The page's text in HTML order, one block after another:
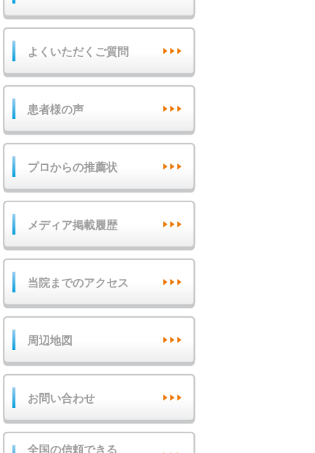
よくいただくご質問
患者様の声
プロからの推薦状
メディア掲載履歴
当院までのアクセス
周辺地図
お問い合わせ
全国の信頼できる